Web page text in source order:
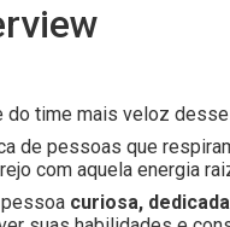
do time mais veloz
de pessoas que
com aquela energia
curiosa,